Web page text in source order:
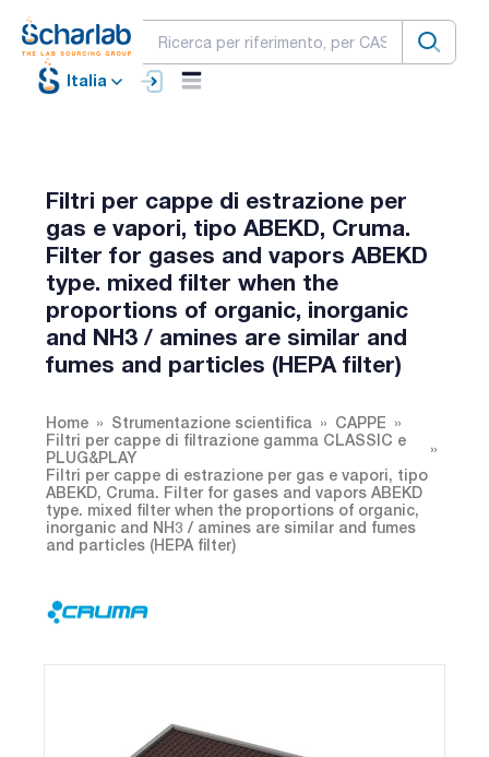
Italia
Filtri per cappe di estrazione per
gas e vapori, tipo ABEKD, Cruma.
Filter for gases and vapors ABEKD
type. mixed filter when the
proportions of organic, inorganic
and NH3 / amines are similar and
fumes and particles (HEPA filter)
Home Strumentazione scientifica
CAPPE
Filtri per cappe di filtrazione gamma CLASSIC e
PLUG&PLAY
Filtri per cappe di estrazione per gas e vapori, tipo
ABEKD, Cruma. Filter for gases and vapors ABEKD
type. mixed filter when the proportions of organic,
inorganic and NH3 / amines are similar and fumes
and particles (HEPA filter)